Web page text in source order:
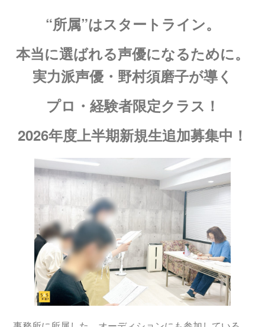
“所属”はスタートライン。
本当に選ばれる声優になるために。
実力派声優・野村須磨子が導く
プロ・経験者限定クラス！
2026年度上半期新規生追加募集中！